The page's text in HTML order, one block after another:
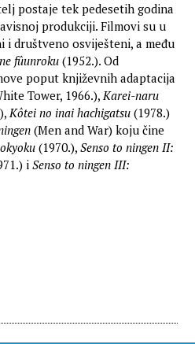
postaje tek pedesetih godina
produkciji. Filmovi su u
i društveno osviješteni, a među
fûunroku (1952.). Od
poput književnih adaptacija
Tower, 1966.),Karei-naru
Kôtei no inai hachigatsu (1978.)
(Men and War) koju čine
(1970.),Senso to ningen II:
iSenso to ningen III: